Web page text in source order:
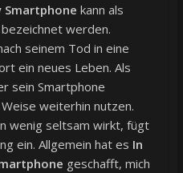
Smartphone kann als
werden.
seinem Tod in eine
ein neues Leben. Als
sein Smartphone
weiterhin nutzen.
wenig seltsam wirkt, fügt
ein. Allgemein hat es In
geschafft, mich